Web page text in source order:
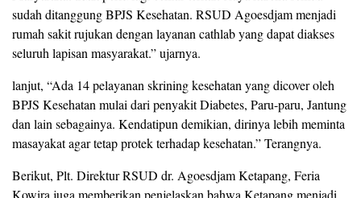
sudah ditanggung BPJS Kesehatan. RSUD Agoesdjam menjadi
rumah sakit rujukan dengan layanan cathlab yang dapat diakses
seluruh lapisan masyarakat.” ujarnya.
lanjut, “Ada 14 pelayanan skrining kesehatan yang dicover oleh
BPJS Kesehatan mulai dari penyakit Diabetes, Paru-paru, Jantung
dan lain sebagainya. Kendatipun demikian, dirinya lebih meminta
masayakat agar tetap protek terhadap kesehatan.” Terangnya.
Berikut, Plt. Direktur RSUD dr. Agoesdjam Ketapang, Feria
Kowira juga memberikan penjelaskan bahwa Ketapang menjadi